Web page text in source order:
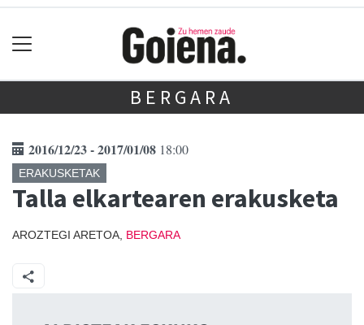
BERGARA
2016/12/23 - 2017/01/08 18:00
ERAKUSKETAK
Talla elkartearen erakusketa
AROZTEGI ARETOA, BERGARA